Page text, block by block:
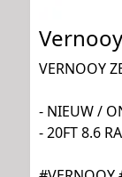
VERNOOY
- NIEUW /
- 20FT 8.6